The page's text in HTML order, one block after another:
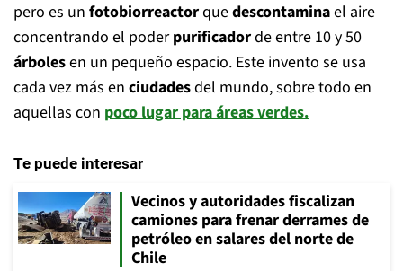
pero es un fotobiorreactorquedescontaminael aire
concentrando el poderpurificadorde entre 10 y 50
árbolesen un pequeño espacio. Este invento se usa
cada vez más en ciudadesdel mundo, sobre todo en
aquellas con poco lugar para áreas verdes.
Te puede interesar
Vecinos y autoridades fiscalizan
camiones para frenar derrames de
petróleo en salares del norte de
Chile